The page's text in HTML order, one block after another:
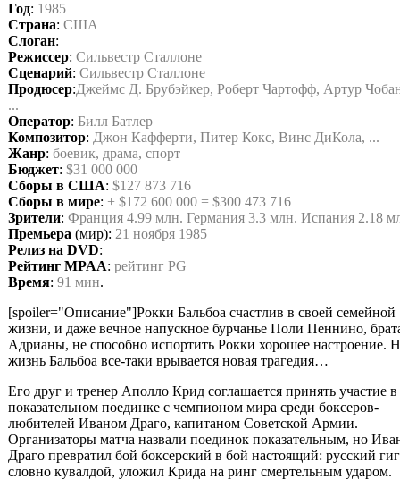
Год: 1985
Страна: США
Слоган:
Режиссер: Сильвестр Сталлоне
Сценарий: Сильвестр Сталлоне
Продюсер:Джеймс Д. Брубэйкер, Роберт Чартофф, Артур
...
Оператор: Билл Батлер
Композитор: Джон Кафферти, Питер Кокс, Винс ДиКола, ...
Жанр: боевик, драма, спорт
Бюджет: $31 000 000
Сборы в США: $127 873 716
Сборы в мире: + $172 600 000 = $300 473 716
Зрители: Франция 4.99 млн. Германия 3.3 млн. Испания 2.18
Премьера (мир): 21 ноября 1985
Релиз на DVD:
Рейтинг MPAA: рейтинг PG
Время: 91 мин.
[spoiler="Описание"]Рокки Бальбоа счастлив в своей семейной
жизни, и даже вечное напускное бурчанье Поли Пеннино,
Адрианы, не способно испортить Рокки хорошее настроение.
жизнь Бальбоа все-таки врывается новая трагедия…
Его друг и тренер Аполло Крид соглашается принять участие в
показательном поединке с чемпионом мира среди боксеров-
любителей Иваном Драго, капитаном Советской Армии.
Организаторы матча назвали поединок показательным, но
Драго превратил бой боксерский в бой настоящий: русский
словно кувалдой, уложил Крида на ринг смертельным ударом.